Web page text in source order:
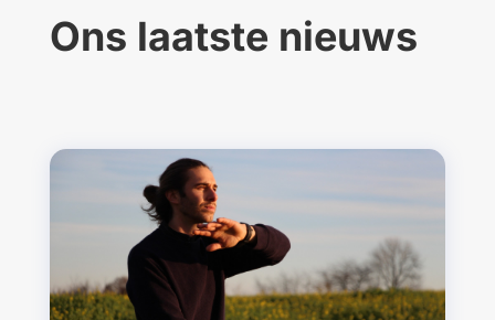
Ons laatste nieuws